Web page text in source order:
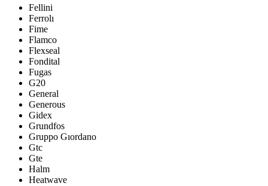
Fellini
Ferrolı
Fime
Flamco
Flexseal
Fondital
Fugas
G20
General
Generous
Gidex
Grundfos
Gruppo Gıordano
Gtc
Gte
Halm
Heatwave